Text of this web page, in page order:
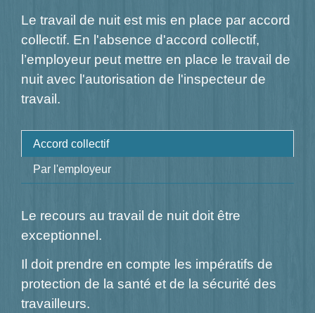
Le travail de nuit est mis en place par accord
collectif. En l'absence d'accord collectif,
l’employeur peut mettre en place le travail de
nuit avec l'autorisation de l'inspecteur de
travail.
Accord collectif
Par l'employeur
Le recours au travail de nuit doit être
exceptionnel.
Il doit prendre en compte les impératifs de
protection de la santé et de la sécurité des
travailleurs.